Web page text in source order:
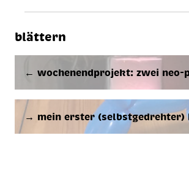
blättern
← wo­chen­end­pro­jekt: zwei
→ mein ers­ter (selbst­ge­dreh­ter)